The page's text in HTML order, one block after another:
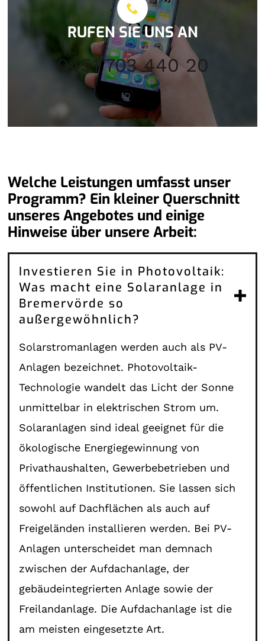
RUFEN SIE UNS AN
0451 703 440 20
Welche Leistungen umfasst unser
Programm? Ein kleiner Querschnitt
unseres Angebotes und einige
Hinweise über unsere Arbeit:
Investieren Sie in Photovoltaik:
Was macht eine Solaranlage in
Bremervörde so
außergewöhnlich?
Solarstromanlagen werden auch als PV-
Anlagen bezeichnet. Photovoltaik-
Technologie wandelt das Licht der Sonne
unmittelbar in elektrischen Strom um.
Solaranlagen sind ideal geeignet für die
ökologische Energiegewinnung von
Privathaushalten, Gewerbebetrieben und
öffentlichen Institutionen. Sie lassen sich
sowohl auf Dachflächen als auch auf
Freigeländen installieren werden. Bei PV-
Anlagen unterscheidet man demnach
zwischen der Aufdachanlage, der
gebäudeintegrierten Anlage sowie der
Freilandanlage. Die Aufdachanlage ist die
am meisten eingesetzte Art.